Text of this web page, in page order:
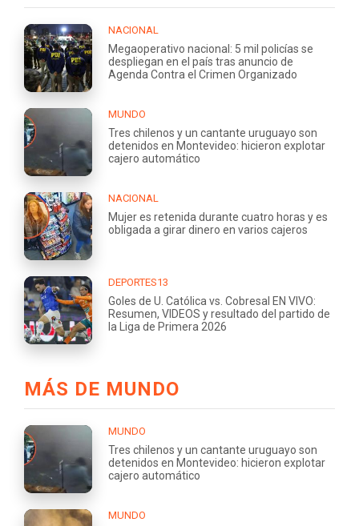
NACIONAL
Megaoperativo nacional: 5 mil policías se
despliegan en el país tras anuncio de
Agenda Contra el Crimen Organizado
MUNDO
Tres chilenos y un cantante uruguayo son
detenidos en Montevideo: hicieron explotar
cajero automático
NACIONAL
Mujer es retenida durante cuatro horas y es
obligada a girar dinero en varios cajeros
DEPORTES13
Goles de U. Católica vs. Cobresal EN VIVO:
Resumen, VIDEOS y resultado del partido de
la Liga de Primera 2026
MÁS DE MUNDO
MUNDO
Tres chilenos y un cantante uruguayo son
detenidos en Montevideo: hicieron explotar
cajero automático
MUNDO